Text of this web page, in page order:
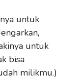
untuk
untuk
bisa
milikmu.)